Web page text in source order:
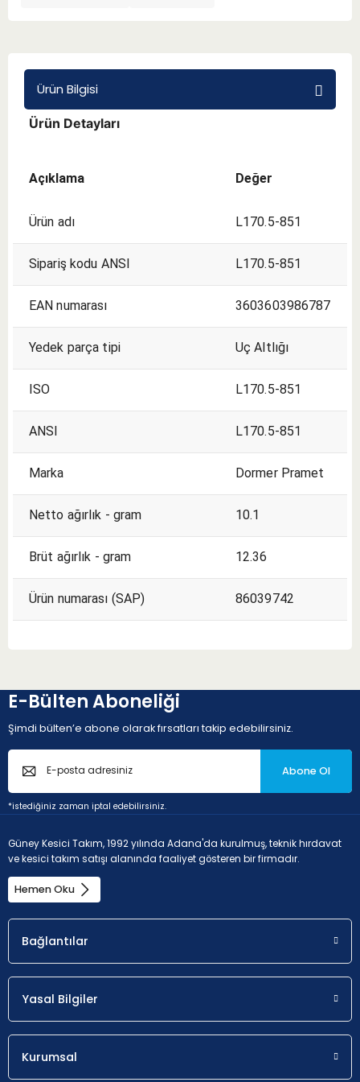
Ürün Bilgisi
Ürün Detayları
Açıklama Değer
Ürün adı L170.5-851
Sipariş kodu ANSI L170.5-851
EAN numarası 3603603986787
Yedek parça tipi Uç Altlığı
ISO L170.5-851
ANSI L170.5-851
Marka Dormer Pramet
Netto ağırlık - gram 10.1
Brüt ağırlık - gram 12.36
Ürün numarası (SAP) 86039742
E-Bülten Aboneliği
Şimdi bülten’e abone olarak fırsatları takip edebilirsiniz.
Abone Ol
*istediğiniz zaman iptal edebilirsiniz.
Güney Kesici Takım, 1992 yılında Adana'da kurulmuş, teknik hırdavat
ve kesici takım satışı alanında faaliyet gösteren bir firmadır.
Hemen Oku
Bağlantılar
Yasal Bilgiler
Kurumsal